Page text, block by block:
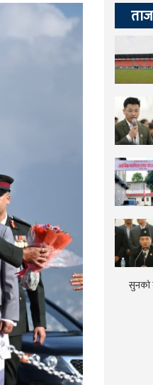
सुनको